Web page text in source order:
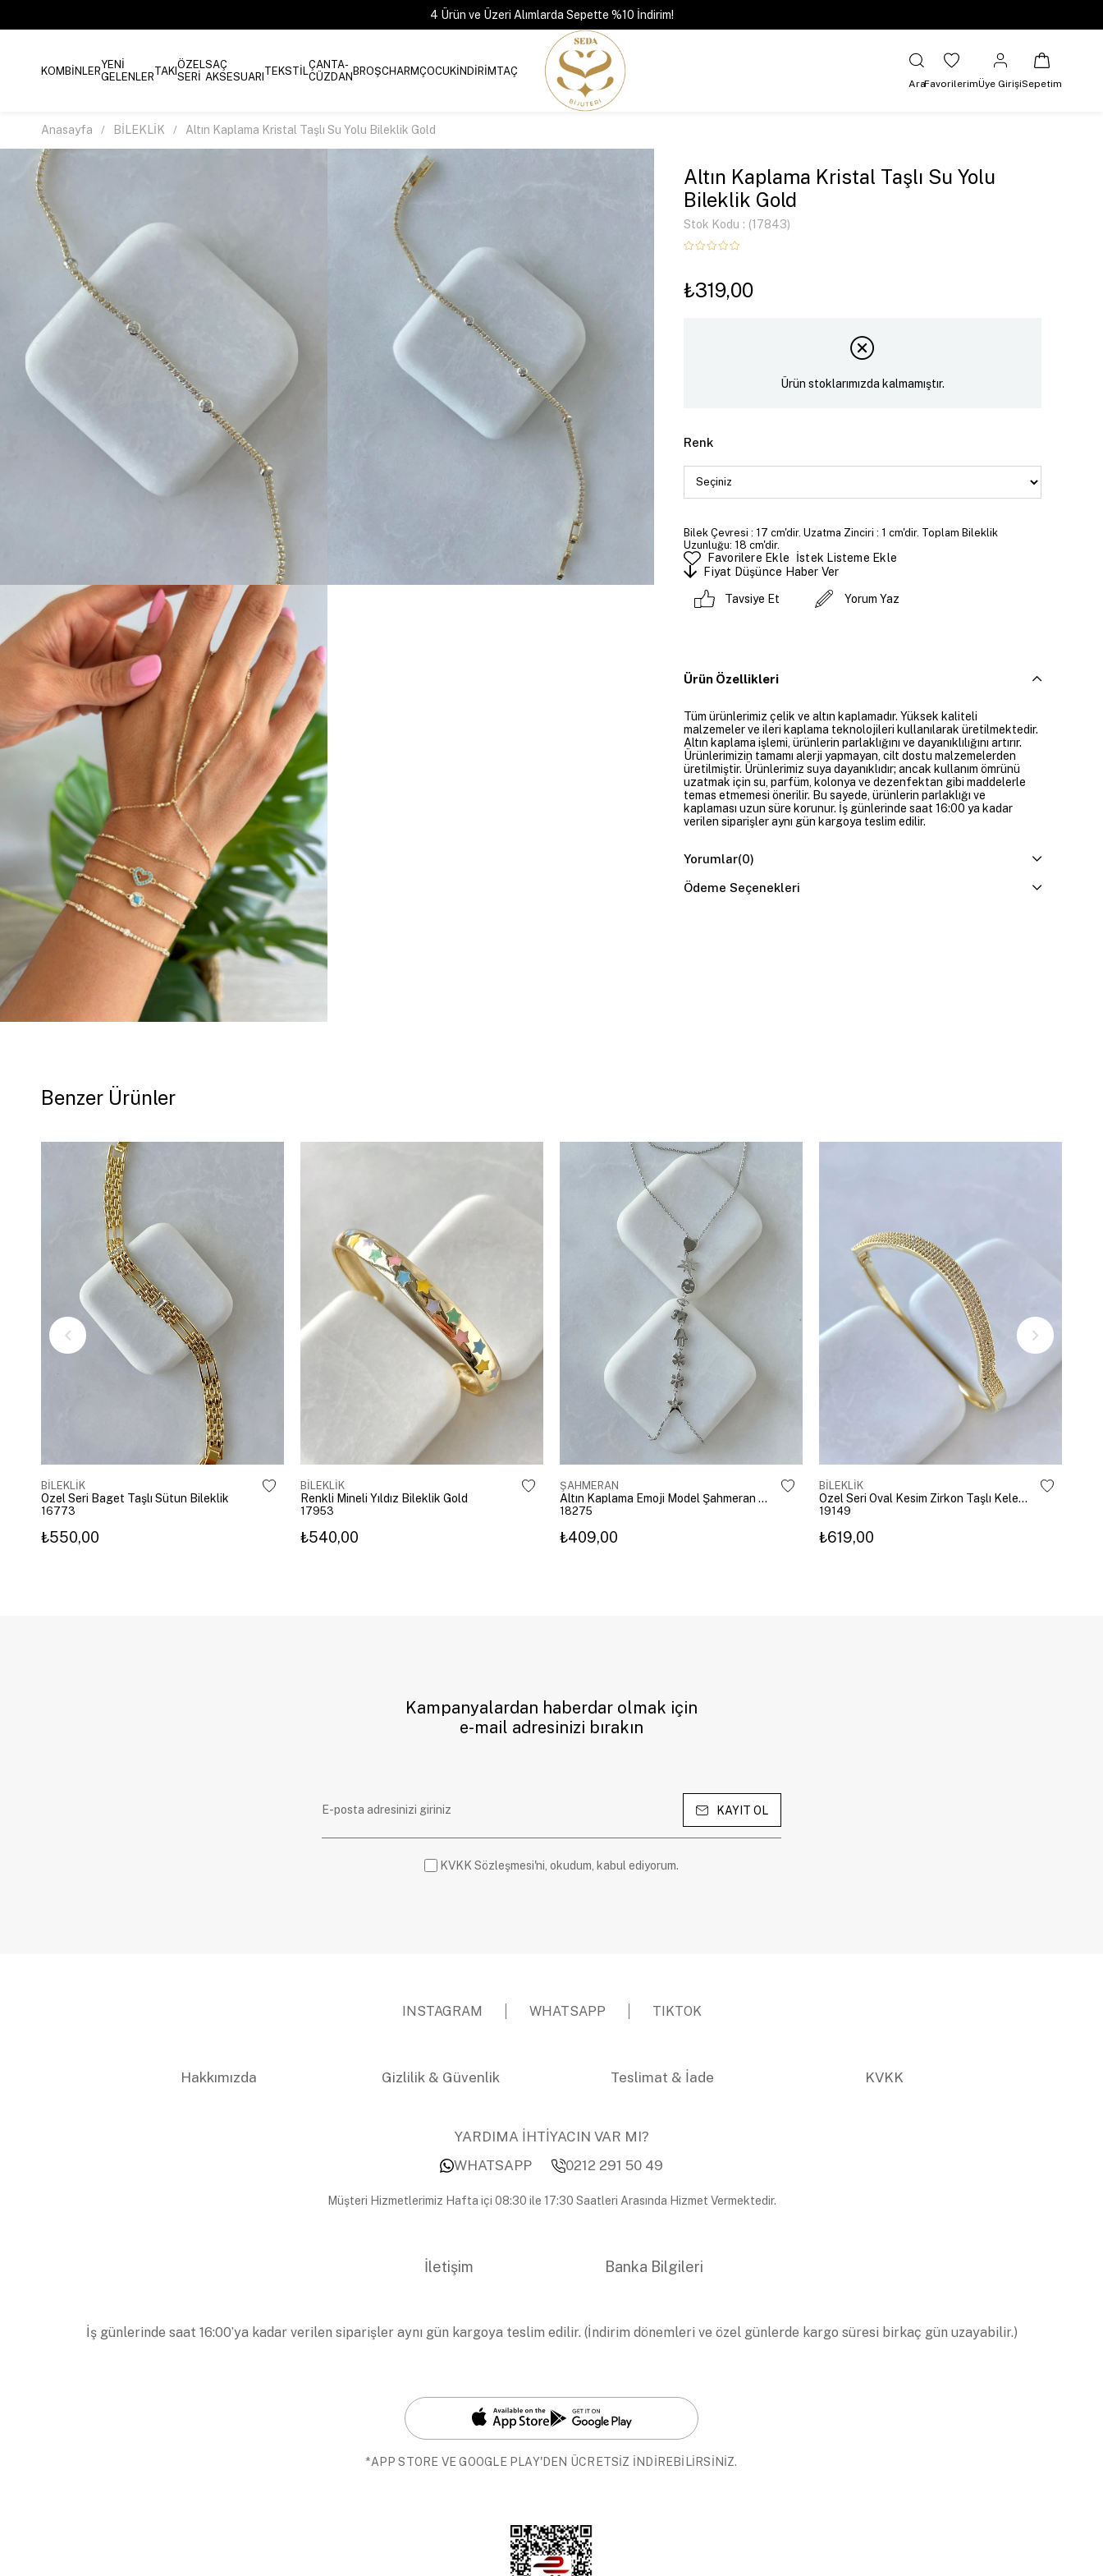
4 Ürün ve Üzeri Alımlarda Sepette %10 İndirim!
KOMBİNLERYENİ
GELENLERTAKIÖZEL
SERİ
SAÇ
AKSESUARI TEKSTİLÇANTA-
CÜZDANBROŞCHARMÇOCUKİNDİRİMTAÇ
AraFavorilerimÜye GirişiSepetim
Anasayfa BİLEKLİK Altın Kaplama Kristal Taşlı Su Yolu Bileklik Gold
Altın Kaplama Kristal Taşlı Su Yolu
Bileklik Gold
Stok Kodu (17843)
₺319,00
Ürün stoklarımızda kalmamıştır.
Renk
Bilek Çevresi : 17 cm'dir. Uzatma Zinciri : 1 cm'dir. Toplam Bileklik
Uzunluğu: 18 cm'dir.
Favorilere Ekle
İstek Listeme Ekle
Fiyat Düşünce Haber Ver
Tavsiye Et Yorum Yaz
Ürün Özellikleri
Tüm ürünlerimiz çelik ve altın kaplamadır. Yüksek kaliteli
malzemeler ve ileri kaplama teknolojileri kullanılarak üretilmektedir.
Altın kaplama işlemi, ürünlerin parlaklığını ve dayanıklılığını artırır.
Ürünlerimizin tamamı alerji yapmayan, cilt dostu malzemelerden
üretilmiştir. Ürünlerimiz suya dayanıklıdır; ancak kullanım ömrünü
uzatmak için su, parfüm, kolonya ve dezenfektan gibi maddelerle
temas etmemesi önerilir. Bu sayede, ürünlerin parlaklığı ve
kaplaması uzun süre korunur. İş günlerinde saat 16:00 ya kadar
verilen siparişler aynı gün kargoya teslim edilir.
Yorumlar(0)
Ödeme Seçenekleri
Benzer Ürünler
BİLEKLİK
Özel Seri Baget Taşlı Sütun Bileklik
16773
₺550,00
BİLEKLİK
Renkli Mineli Yıldız Bileklik Gold
17953
₺540,00
ŞAHMERAN
Altın Kaplama Emoji Model Şahmeran Gümüş
18275
₺409,00
BİLEKLİK
Özel Seri Oval Kesim Zirkon Taşlı Kelepçe Gold
19149
₺619,00
Kampanyalardan haberdar olmak için
e-mail adresinizi bırakın
KAYIT OL
KVKK Sözleşmesi'ni, okudum, kabul ediyorum.
INSTAGRAM WHATSAPP TIKTOK
Hakkımızda Gizlilik & Güvenlik Teslimat & İade KVKK
YARDIMA İHTİYACIN VAR MI?
WHATSAPP
0212 291 50 49
Müşteri Hizmetlerimiz Hafta içi 08:30 ile 17:30 Saatleri Arasında Hizmet Vermektedir.
İletişim Banka Bilgileri
İş günlerinde saat 16:00’ya kadar verilen siparişler aynı gün kargoya teslim edilir. (İndirim dönemleri ve özel günlerde kargo süresi birkaç gün uzayabilir.)
*APP STORE VE GOOGLE PLAY'DEN ÜCRETSİZ İNDİREBİLİRSİNİZ.